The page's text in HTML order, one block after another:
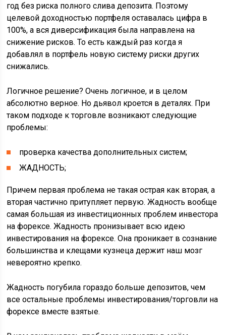
год без риска полного слива депозита. Поэтому
целевой доходностью портфеля оставалась цифра в
100%, а вся диверсификация была направлена на
снижение рисков. То есть каждый раз когда я
добавлял в портфель новую систему риски других
снижались.
Логичное решение? Очень логичное, и в целом
абсолютно верное. Но дьявол кроется в деталях. При
таком подходе к торговле возникают следующие
проблемы:
проверка качества дополнительных систем;
ЖАДНОСТЬ;
Причем первая проблема не такая острая как вторая, а
вторая частично притупляет первую. Жадность вообще
самая большая из инвестиционных проблем инвестора
на форексе. Жадность пронизывает всю идею
инвестирования на форексе. Она проникает в сознание
большинства и клещами кузнеца держит наш мозг
невероятно крепко.
Жадность погубила гораздо больше депозитов, чем
все остальные проблемы инвестирования/торговли на
форексе вместе взятые.